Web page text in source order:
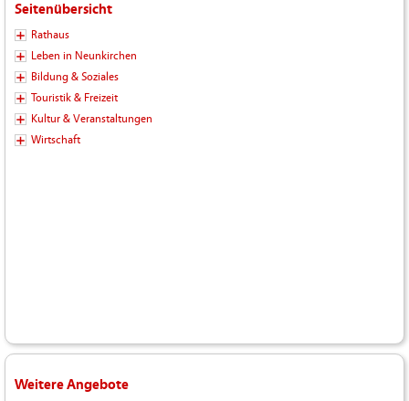
Seitenübersicht
Rathaus
Leben in Neunkirchen
Bildung & Soziales
Touristik & Freizeit
Kultur & Veranstaltungen
Wirtschaft
Weitere Angebote